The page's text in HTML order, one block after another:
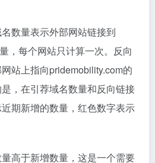
到的是pridemobility.com的权
）为53分，，该评分是
体质量和影响力的指标。权威
引荐域名数量、有机搜索流量
数量表示外部网站链接到